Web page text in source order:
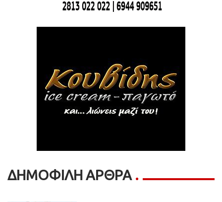
ΔΗΜΟΦΙΛΗ ΑΡΘΡΑ